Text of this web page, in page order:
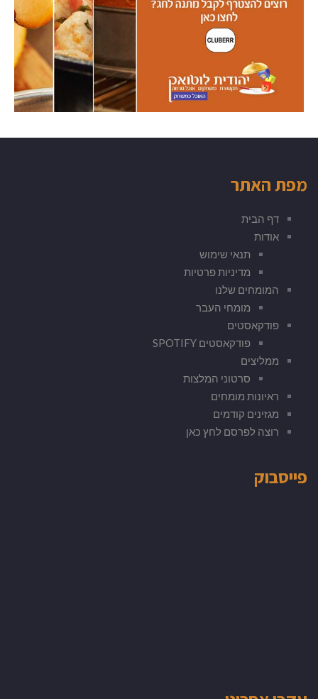
מפת האתר
דף הבית
אודות
תנאי שימוש
מדיניות פרטיות
המומחים שלנו
מומחי העבר
פודקאסטים
פודקאסטים SPOTIFY
ממליצים
סרטוני המלצות
ראיונות מומחים
מגזינים קודמים
רוצה לפרסם לחץ כאן
פייסבוק